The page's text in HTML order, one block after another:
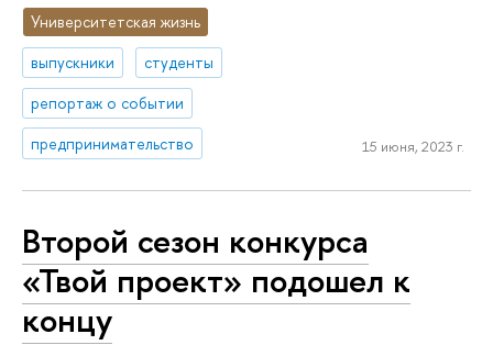
Университетская жизнь
выпускники
студенты
репортаж о событии
предпринимательство
15 июня, 2023 г.
Второй сезон конкурса
«Твой проект» подошел к
концу